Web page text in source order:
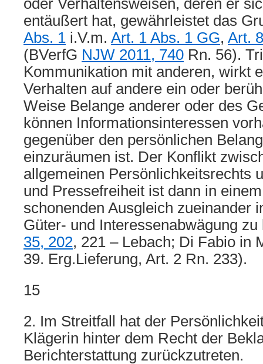
oder Verhaltensweisen, deren er
entäußert hat, gewährleistet das
Abs. 1 i.V.m. Art. 1 Abs. 1 GG, Art.
(BVerfG NJW 2011, 740 Rn. 56).
Kommunikation mit anderen, wirkt
Verhalten auf andere ein oder
Weise Belange anderer oder des
können Informationsinteressen
gegenüber den persönlichen
einzuräumen ist. Der Konflikt
allgemeinen Persönlichkeitsrechts
und Pressefreiheit ist dann in
schonenden Ausgleich zueinander
Güter- und Interessenabwägung
35, 202, 221 – Lebach; Di Fabio in
39. Erg.Lieferung, Art. 2 Rn. 233).
15
2. Im Streitfall hat der
Klägerin hinter dem Recht der
Berichterstattung zurückzutreten.